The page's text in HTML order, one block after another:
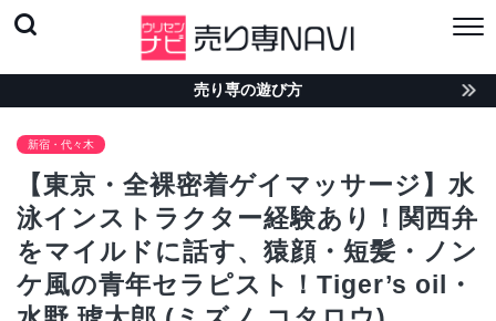
売り専の遊び方
新宿・代々木
【東京・全裸密着ゲイマッサージ】水
泳インストラクター経験あり！関西弁
をマイルドに話す、猿顔・短髪・ノン
ケ風の青年セラピスト！Tiger’s oil・